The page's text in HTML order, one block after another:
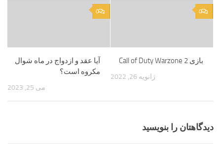
0
آیا عقد و ازدواج در ماه شوال
مکروه است؟
می 25, 2023
0
بازی Call of Duty Warzone 2
ژانویه 26, 2022
دیدگاهتان را بنویسید